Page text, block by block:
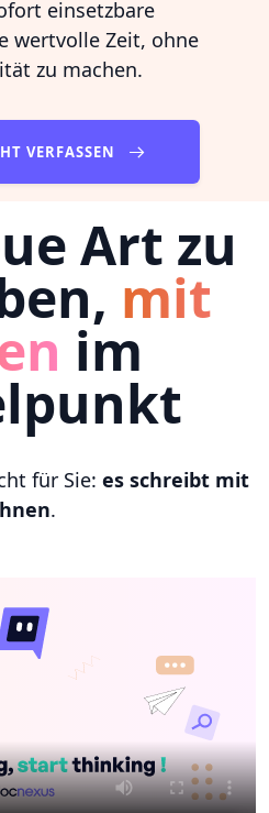
einsetzbare
wertvolle Zeit, ohne
zu machen.
VERFASSEN
Art zu
mit
im
für Sie: es schreibt mit
.